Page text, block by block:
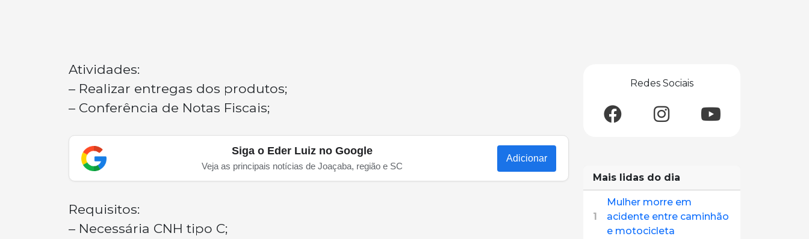
Atividades:
– Realizar entregas dos produtos;
– Conferência de Notas Fiscais;
Siga o Eder Luiz no Google
Veja as principais notícias de Joaçaba, região e SC
Adicionar
Requisitos:
– Necessária CNH tipo C;
Redes Sociais
Mais lidas do dia
1
Mulher morre em
acidente entre caminhão
e motocicleta